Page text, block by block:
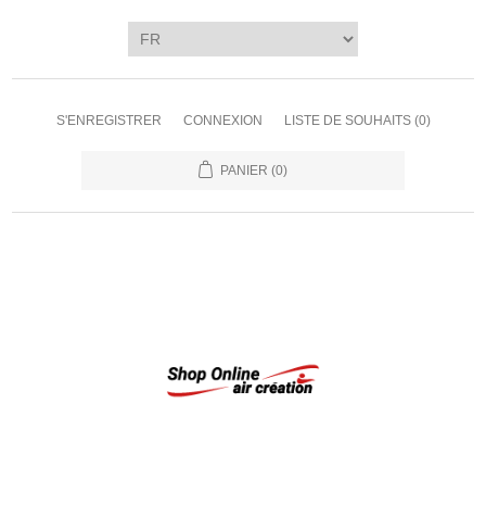
S'ENREGISTRER CONNEXION LISTE DE SOUHAITS (0)
PANIER (0)